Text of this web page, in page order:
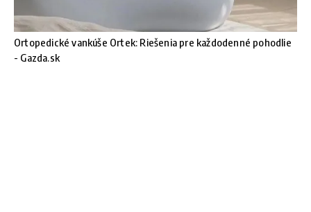
Ortopedické vankúše Ortek: Riešenia pre každodenné pohodlie
- Gazda.sk